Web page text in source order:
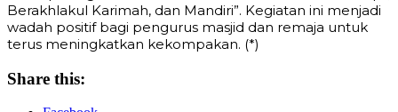
Berakhlakul Karimah, dan Mandiri”. Kegiatan ini menjadi
wadah positif bagi pengurus masjid dan remaja untuk
terus meningkatkan kekompakan. (*)
Share this: